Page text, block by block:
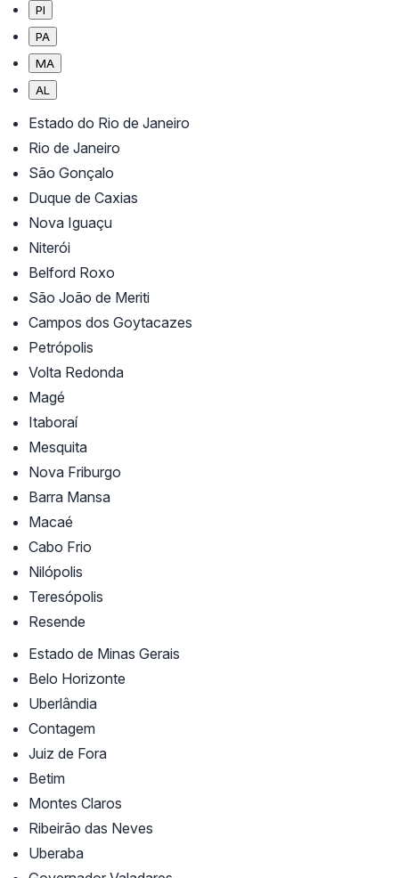
PI
PA
MA
AL
Estado do Rio de Janeiro
Rio de Janeiro
São Gonçalo
Duque de Caxias
Nova Iguaçu
Niterói
Belford Roxo
São João de Meriti
Campos dos Goytacazes
Petrópolis
Volta Redonda
Magé
Itaboraí
Mesquita
Nova Friburgo
Barra Mansa
Macaé
Cabo Frio
Nilópolis
Teresópolis
Resende
Estado de Minas Gerais
Belo Horizonte
Uberlândia
Contagem
Juiz de Fora
Betim
Montes Claros
Ribeirão das Neves
Uberaba